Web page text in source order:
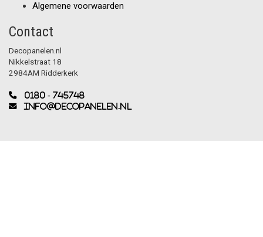
Algemene voorwaarden
Contact
Decopanelen.nl
Nikkelstraat 18
2984AM Ridderkerk
0180 - 745748
info@decopanelen.nl